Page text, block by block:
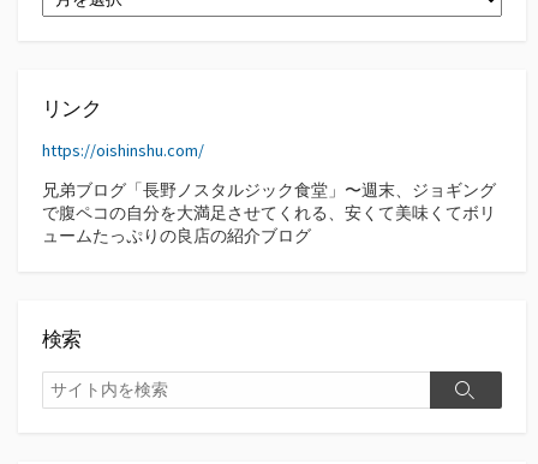
ー
リンク
https://oishinshu.com/
兄弟ブログ「長野ノスタルジック食堂」〜週末、ジョギング
で腹ペコの自分を大満足させてくれる、安くて美味くてボリ
ュームたっぷりの良店の紹介ブログ
検索
検
索
検